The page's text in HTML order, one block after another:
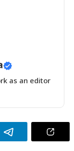
as an editor